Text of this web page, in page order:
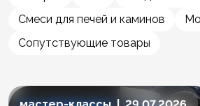
Смеси для печей и каминов
Сопутствующие товары